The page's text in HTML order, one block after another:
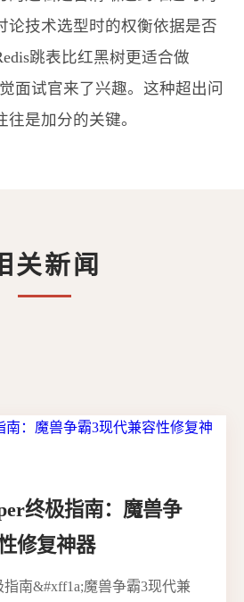
论技术选型时的权衡依据是否
跳表比红黑树更适合做
面试官来了兴趣。这种超出问
是加分的关键。
关新闻
终极指南：魔兽争
修复神器
指南&#xff1a;魔兽争霸3现代兼